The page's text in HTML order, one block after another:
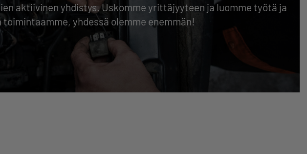
aktiivinen yhdistys. Uskomme yrittäjyyteen ja luomme työtä ja
yhdessä olemme enemmän!